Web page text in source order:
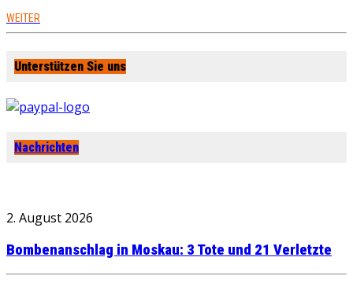
WEITER
Unterstützen Sie uns
Nachrichten
2. August 2026
Bombenanschlag in Moskau: 3 Tote und 21 Verletzte